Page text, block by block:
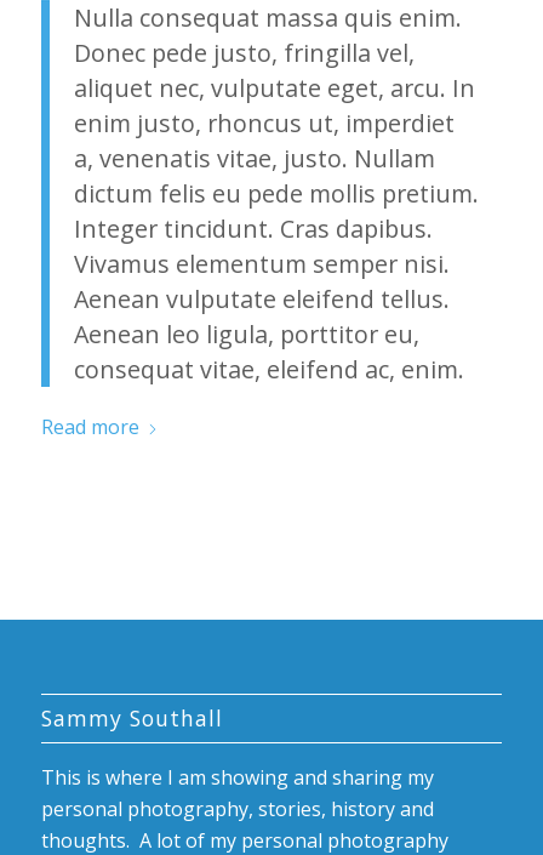
Nulla consequat massa quis enim.
Donec pede justo, fringilla vel,
aliquet nec, vulputate eget, arcu. In
enim justo, rhoncus ut, imperdiet
a, venenatis vitae, justo. Nullam
dictum felis eu pede mollis pretium.
Integer tincidunt. Cras dapibus.
Vivamus elementum semper nisi.
Aenean vulputate eleifend tellus.
Aenean leo ligula, porttitor eu,
consequat vitae, eleifend ac, enim.
Read more
Sammy Southall
This is where I am showing and sharing my
personal photography, stories, history and
thoughts. A lot of my personal photography